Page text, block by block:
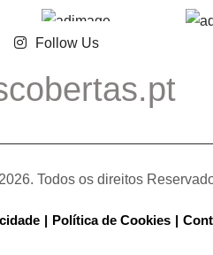
Follow Us
Todos os direitos
Política de Cookies